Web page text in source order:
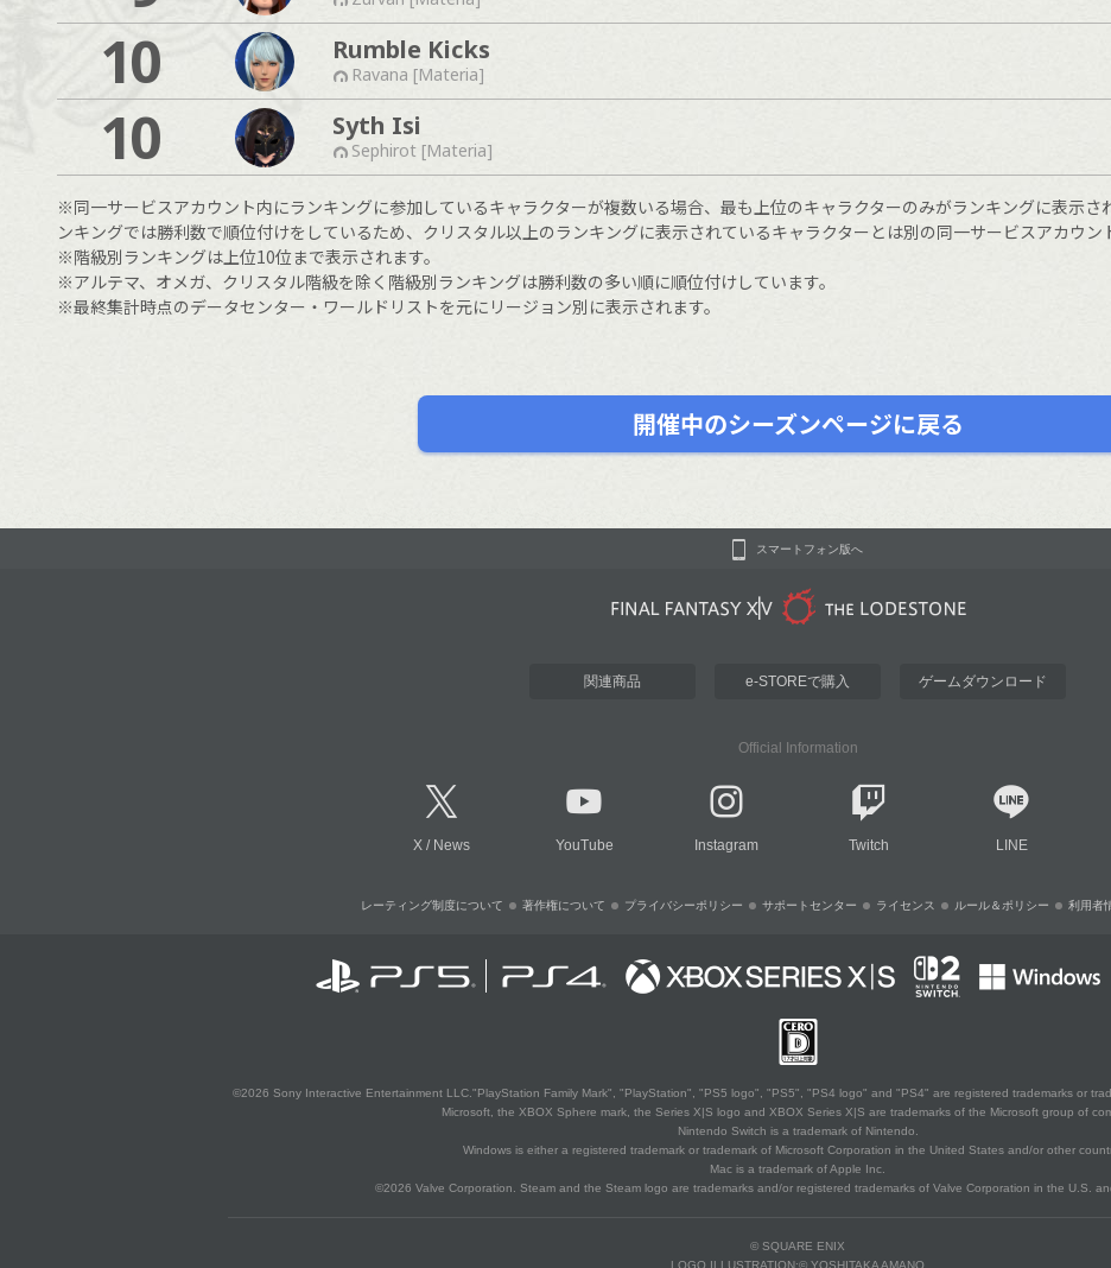
10 Rumble Kicks
Ravana [Materia]
10 Syth Isi
Sephirot [Materia]
※同一サービスアカウント内にランキングに参加しているキャラクターが複数いる場合、最も上位のキャラクターのみがランキングに表示
ンキングでは勝利数で順位付けをしているため、クリスタル以上のランキングに表示されているキャラクターとは別の同一サービスアカウン
※階級別ランキングは上位10位まで表示されます。
※アルテマ、オメガ、クリスタル階級を除く階級別ランキングは勝利数の多い順に順位付けしています。
※最終集計時点のデータセンター・ワールドリストを元にリージョン別に表示されます。
開催中のシーズンページに戻る
スマートフォン版へ
関連商品 e-STOREで購入 ゲームダウンロード
Official Information
X / News YouTube Instagram Twitch LINE
レーティング制度について 著作権について プライバシーポリシー サポートセンター ライセンス ルール＆ポリシー 利用者
©2026 Sony Interactive Entertainment LLC."PlayStation Family Mark", "PlayStation", "PS5 logo", "PS5", "PS4 logo" and "PS4" are registered trademarks or
Microsoft, the XBOX Sphere mark, the Series X|S logo and XBOX Series X|S are trademarks of the Microsoft group of
Nintendo Switch is a trademark of Nintendo.
Windows is either a registered trademark or trademark of Microsoft Corporation in the United States and/or other
Mac is a trademark of Apple Inc.
©2026 Valve Corporation. Steam and the Steam logo are trademarks and/or registered trademarks of Valve Corporation in the U.S.
© SQUARE ENIX
LOGO ILLUSTRATION:© YOSHITAKA AMANO